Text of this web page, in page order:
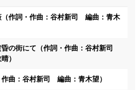
（作詞・作曲：谷村新司 編曲：青木
昏の街にて（作詞・作曲：谷村新司
）
曲：谷村新司 編曲：青木望）